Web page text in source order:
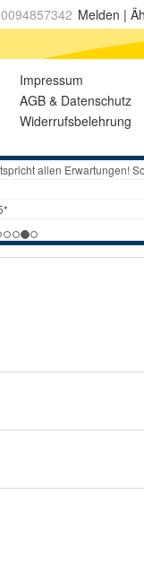
0094857342 Melden |
Impressum
AGB & Datenschutz
Widerrufsbelehrung